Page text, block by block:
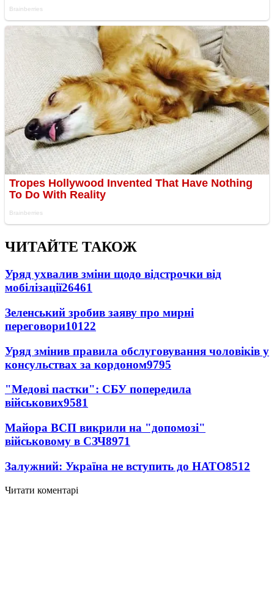
ЧИТАЙТЕ ТАКОЖ
Уряд ухвалив зміни щодо відстрочки від
мобілізації26461
Зеленський зробив заяву про мирні
переговори10122
Уряд змінив правила обслуговування чоловіків у
консульствах за кордоном9795
"Медові пастки": СБУ попередила
військових9581
Майора ВСП викрили на "допомозі"
військовому в СЗЧ8971
Залужний: Україна не вступить до НАТО8512
Читати коментарі